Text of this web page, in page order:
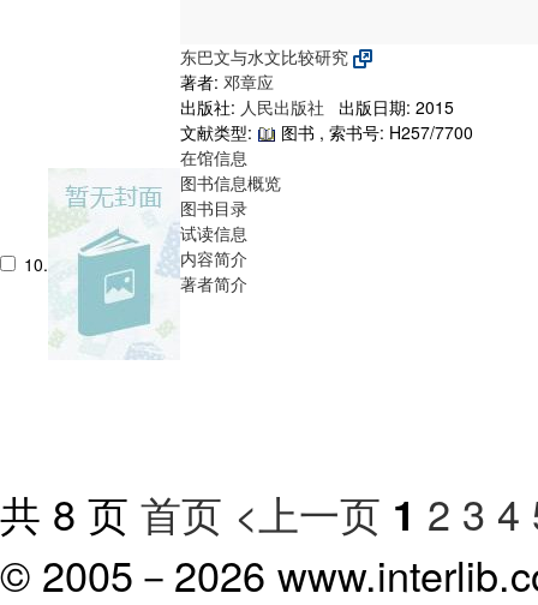
10.
东巴文与水文比较研究
著者: 邓章应
出版社: 人民出版社
出版日期: 2015
文献类型:
图书 , 索书号: H257/7700
在馆信息
图书信息概览
图书目录
试读信息
内容简介
著者简介
共 8 页 首页 <上一页 1 2 3 4
© 2005－ 2026